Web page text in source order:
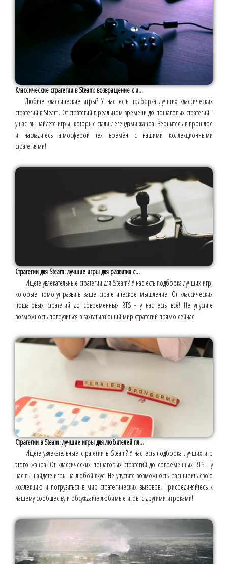
Классические стратегии в Steam: возвращение к и...
Любите классические игры? У нас есть подборка лучших классических
стратегий в Steam. От стратегий в реальном времени до пошаговых стратегий -
у нас вы найдёте игры, которые стали легендами жанра. Вернитесь в прошлое
и насладитесь атмосферой тех времён с нашими коллекционными
стратегиями!
Стратегии для Steam: лучшие игры для развития с...
Ищете увлекательные стратегии для Steam? У нас есть подборка лучших игр,
которые помогут развить ваше стратегическое мышление. От классических
пошаговых стратегий до современных RTS - у нас есть всё! Не упустите
возможность погрузиться в захватывающий мир стратегий прямо сейчас!
Стратегии в Steam: лучшие игры для любителей пл...
Ищете увлекательные стратегии в Steam? У нас есть подборка лучших игр
этого жанра! От классических пошаговых стратегий до современных RTS - у
нас вы найдёте игры на любой вкус. Не упустите возможность расширить свою
коллекцию и погрузиться в мир стратегических вызовов. Присоединяйтесь к
нашему сообществу и обсуждайте любимые игры с другими игроками!